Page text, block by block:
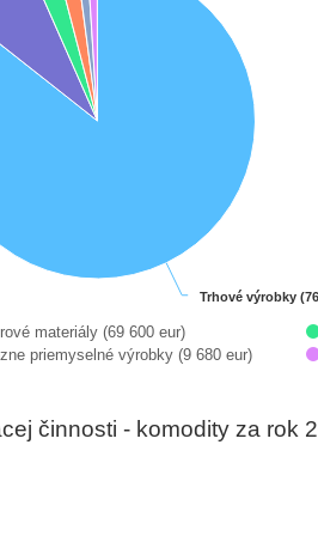
Trhové výrobky
Trhové výrobky
materiály (69 600 eur)
priemyselné výrobky (9 680 eur)
činnosti - komodity za rok